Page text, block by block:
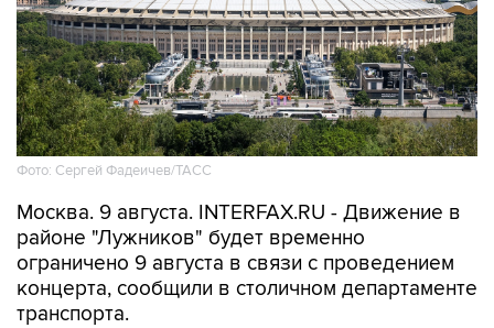
Фото: Сергей Фадеичев/ТАСС
Москва. 9 августа. INTERFAX.RU - Движение в
районе "Лужников" будет временно
ограничено 9 августа в связи с проведением
концерта, сообщили в столичном департаменте
транспорта.